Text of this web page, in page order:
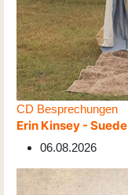
CD Besprechungen
Erin Kinsey - Suede
06.08.2026